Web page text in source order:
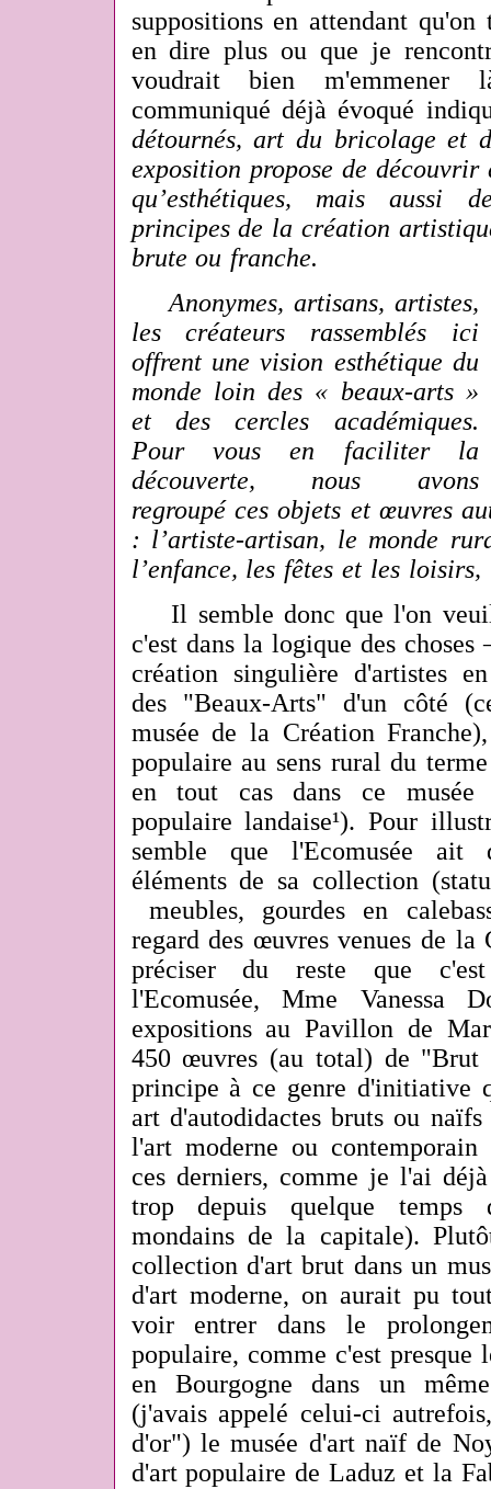
suppositions en attendant
en dire plus ou que je
voudrait bien m'emmener
communiqué déjà évoqué
détournés, art du bricolage et
exposition propose de découvrir
qu’esthétiques, mais aussi
principes de la création
brute ou franche.
Anonymes, artisans, artistes,
les créateurs rassemblés ici
offrent une vision esthétique du
monde loin des « beaux-arts »
et des cercles académiques.
Pour vous en faciliter la
découverte, nous avons
regroupé ces objets et œuvres
: l’artiste-artisan, le monde
l’enfance, les fêtes et les
Il semble donc que l'on
c'est dans la logique des
création singulière d'artistes
des "Beaux-Arts" d'un côté
musée de la Création
populaire au sens rural du
en tout cas dans ce
populaire landaise¹). Pour
semble que l'Ecomusée ait
éléments de sa collection
meubles, gourdes en
regard des œuvres venues de
préciser du reste que
l'Ecomusée, Mme Vanessa
expositions au Pavillon de
450 œuvres (au total) de "Brut
principe à ce genre d'initiative
art d'autodidactes bruts ou
l'art moderne ou contemporain
ces derniers, comme je l'ai
trop depuis quelque temps
mondains de la capitale).
collection d'art brut dans un
d'art moderne, on aurait pu
voir entrer dans le
populaire, comme c'est presque
en Bourgogne dans un
(j'avais appelé celui-ci
d'or") le musée d'art naïf de
d'art populaire de Laduz et la